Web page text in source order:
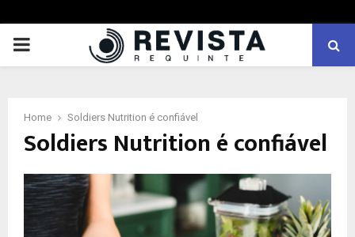
PRIMARY
Home Soldiers Nutrition é confiável
Soldiers Nutrition é confiável